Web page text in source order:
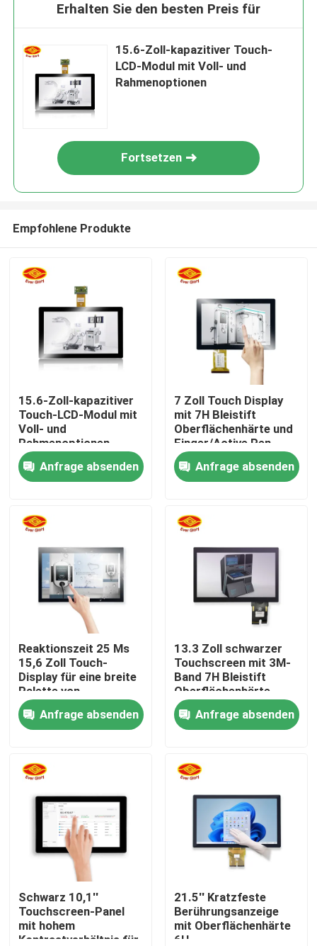
Startseite
Produkte
Über uns
Fabrik Tour
Qualitätskontrolle
Kontakt
Nachrichten
Referenzen
Noten-Anzeigefeld
Erhalten Sie den besten Preis für
15.6-Zoll-kapazitiver Touch-
LCD-Modul mit Voll- und
Rahmenoptionen
Fortsetzen
Empfohlene Produkte
15.6-Zoll-kapazitiver
Touch-LCD-Modul mit
Voll- und
Rahmenoptionen
Anfrage absenden
7 Zoll Touch Display
mit 7H Bleistift
Oberflächenhärte und
Finger/Active Pen
Eingabe Modus
Anfrage absenden
Reaktionszeit 25 Ms
15,6 Zoll Touch-
Display für eine breite
Palette von
Anwendungen
Anfrage absenden
13.3 Zoll schwarzer
Touchscreen mit 3M-
Band 7H Bleistift
Oberflächenhärte
Anfrage absenden
Schwarz 10,1''
Touchscreen-Panel
mit hohem
Kontrastverhältnis für
21.5'' Kratzfeste
Berührungsanzeige
mit Oberflächenhärte
6H